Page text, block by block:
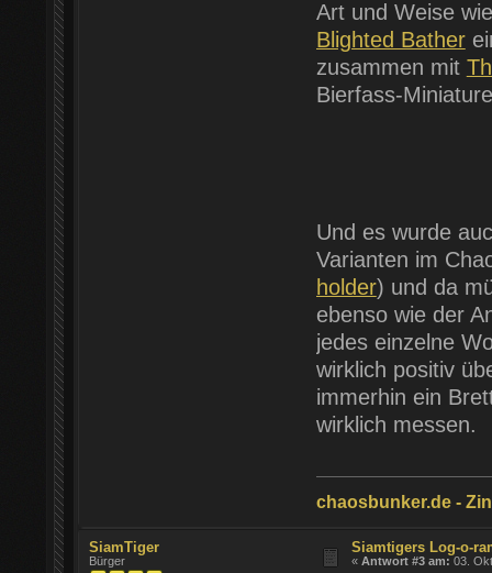
Art und Weise
Blighted Bather
zusammen mit
Bierfass-
Und es wurde
Varianten im
holder) und da
ebenso wie der
jedes einzelne
wirklich positiv
immerhin ein
wirklich messen.
chaosbunker.de -
SiamTiger
Bürger
Siamtigers Log-o-
«Antwort #3 am: 03.